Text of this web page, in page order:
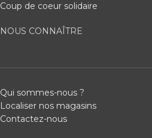
Coup de coeur solidaire
NOUS CONNAÎTRE
Qui sommes-nous ?
Localiser nos magasins
Contactez-nous